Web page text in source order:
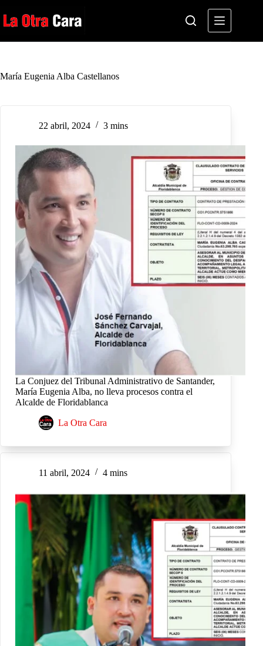
al
contenido
María Eugenia Alba Castellanos
22 abril, 2024 3 mins
La Conjuez del Tribunal Administrativo de Santander,
María Eugenia Alba, no lleva procesos contra el
Alcalde de Floridablanca
La Otra Cara
11 abril, 2024 4 mins